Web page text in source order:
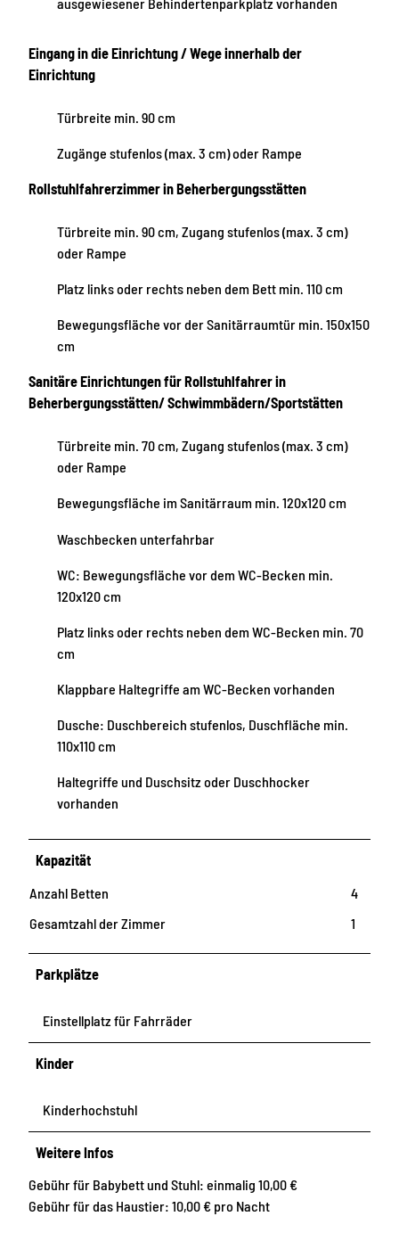
Eingang in die Einrichtung / Wege innerhalb der
Einrichtung
Türbreite min. 90 cm
Zugänge stufenlos (max. 3 cm) oder Rampe
Rollstuhlfahrerzimmer in Beherbergungsstätten
Türbreite min. 90 cm, Zugang stufenlos (max. 3 cm)
oder Rampe
Platz links oder rechts neben dem Bett min. 110 cm
Bewegungsfläche vor der Sanitärraumtür min. 150x150
cm
Sanitäre Einrichtungen für Rollstuhlfahrer in
Beherbergungsstätten/ Schwimmbädern/Sportstätten
Türbreite min. 70 cm, Zugang stufenlos (max. 3 cm)
oder Rampe
Bewegungsfläche im Sanitärraum min. 120x120 cm
Waschbecken unterfahrbar
WC: Bewegungsfläche vor dem WC-Becken min.
120x120 cm
Platz links oder rechts neben dem WC-Becken min. 70
cm
Klappbare Haltegriffe am WC-Becken vorhanden
Dusche: Duschbereich stufenlos, Duschfläche min.
110x110 cm
Haltegriffe und Duschsitz oder Duschhocker
vorhanden
Kapazität
Anzahl Betten
4
Gesamtzahl der Zimmer
1
Parkplätze
Einstellplatz für Fahrräder
Kinder
Kinderhochstuhl
Weitere Infos
Gebühr für Babybett und Stuhl: einmalig 10,00 €
Gebühr für das Haustier: 10,00 € pro Nacht